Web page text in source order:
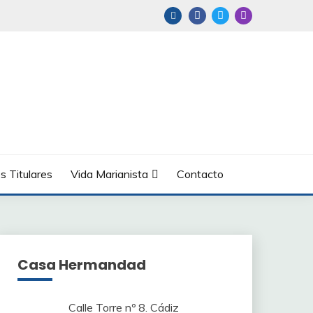
Titulares Vida Marianista Contacto
Casa Hermandad
Calle Torre nº 8. Cádiz